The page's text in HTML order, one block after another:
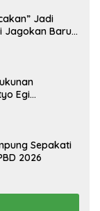
Jadi
Jagokan Baru
Egi
Sepakati
2026